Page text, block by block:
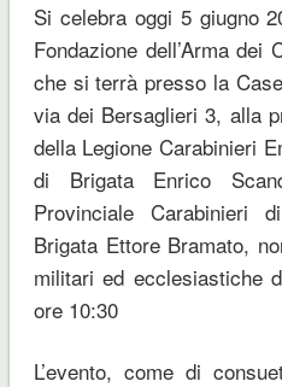
Si celebra oggi 5 giugno
Fondazione dell’Arma dei
che si terrà presso la
via dei Bersaglieri 3, alla
della Legione Carabinieri
di Brigata Enrico
Provinciale Carabinieri
Brigata Ettore Bramato,
militari ed ecclesiastiche
ore 10:30
L’evento, come di